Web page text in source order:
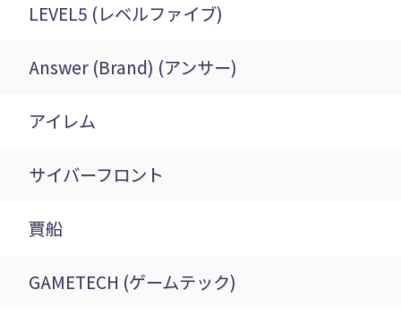
LEVEL5 (レベルファイブ)
Answer (Brand) (アンサー)
アイレム
サイバーフロント
賈船
GAMETECH (ゲームテック)